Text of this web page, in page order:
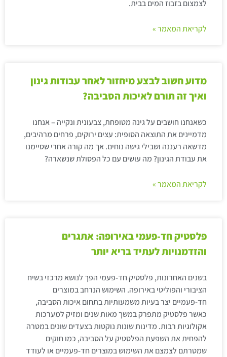
לצמצום בזבוז המים בבית.
לקריאת המאמר »
מדוע חשוב לבצע מיחזור לאחר עבודות גינון
ואיך זה תורם לאיכות הסביבה?
כשאנחנו חושבים על גינה מטופחת, צבעונית ונקייה – אנחנו
מדמיינים את התוצאה הסופית: עצים ירוקים, פרחים מרהיבים,
מדשאה רעננה ושבילי גישה נוחים. אך מה קורה אחרי שסיימנו
את עבודת הגינון? מה עושים עם כל הפסולת שנשארה?
לקריאת המאמר »
פלסטיק חד-פעמי באירופה: אתגרים
והזדמנויות לעתיד בריא יותר
בשנים האחרונות, פלסטיק חד-פעמי הפך לנושא מרכזי בשיח
הציבורי והפוליטי באירופה. השימוש הנרחב במוצרים
חד-פעמיים יצר בעיות משמעותיות בתחום איכות הסביבה,
כאשר פלסטיק מתפרק במשך מאות שנים ומזיק למערכות
אקולוגיות רבות. מדינות שונות נוקטות בצעדים שונים במטרה
להפחית את השפעת הפלסטיק על הסביבה, כמו חוקים
שמטרתם לצמצם את השימוש במוצרים חד-פעמיים או לעודד